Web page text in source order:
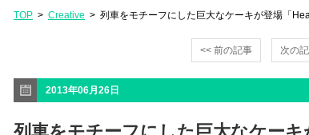
TOP > Creative > 列車をモチーフにした巨大なケーキが登場「
<< 前の記事 次の
2013年06月26日